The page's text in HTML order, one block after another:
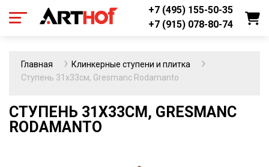
+7 (495) 155-50-35
+7 (915) 078-80-74
Главная
Клинкерные ступени и плитка
Ступень 31х33см, Gresmanc Rodamanto
СТУПЕНЬ 31Х33СМ, GRESMANC
RODAMANTO